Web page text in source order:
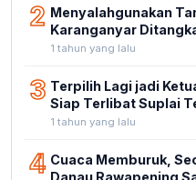
2 Menyalahgunakan
Karanganyar
1 tahun yang lalu
3 Terpilih Lagi jadi
Siap Terlibat Suplai
1 tahun yang lalu
4 Cuaca Memburuk,